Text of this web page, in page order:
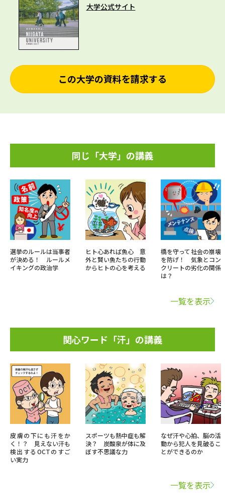
大学公式サイト
この大学の資料を請求する
同じ「大学」の講義
選挙のルールは当事者
が決める！ ルールメ
イキングの政治学
ヒト心あれば魚心 意
外と賢い魚たちの行動
からヒトの心を考える
橋を守って社会の崩壊
を防げ！ 気象とコン
クリートの劣化の関係
は？
一覧を表示
関心ワード「汗」の講義
皮膚の下にも汗をか
く！？ 見えない汗も
検出するOCTのすご
い実力
スポーツも熱中症も解
決？ 炭酸泉が体に及
ぼす不思議な力
なぜ汗や心拍、脳の活
動から犯人を見破るこ
とができるのか
一覧を表示